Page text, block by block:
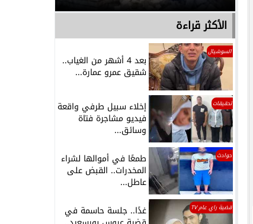
الأكثر قراءة
السوشيال
بعد 4 أشهر من الغياب..
شقيق عمرو عمارة...
تحقيقات إخلاء سبيل طرفي واقعة
فيديو مشاجرة فتاة
وسائق...
حوادث طمعًا في أموالها لشراء
المخدرات.. القبض على
عاطل...
قضية راي عام TV غدًا.. جلسة حاسمة في